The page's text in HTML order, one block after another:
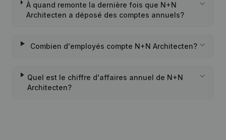
À quand remonte la dernière fois que N+N
Architecten a déposé des comptes annuels?
Combien d'employés compte N+N Architecten?
Quel est le chiffre d'affaires annuel de N+N
Architecten?